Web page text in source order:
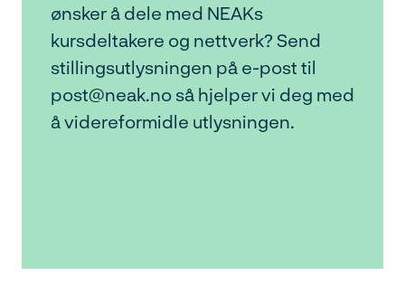
ønsker å dele med NEAKs
kursdeltakere og nettverk? Send
stillingsutlysningen på e-post til
post@neak.no så hjelper vi deg med
å videreformidle utlysningen.